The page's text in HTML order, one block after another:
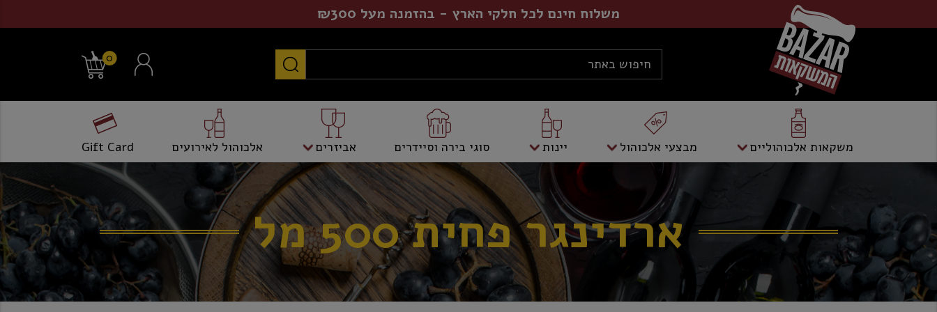
משלוח חינם לכל חלקי הארץ - בהזמנה מעל ₪300
0
משקאות אלכוהוליים מבצעי אלכוהול יינות סוגי בירה וסיידרים אביזרים אלכוהול לאירועים Gift Card
ארדינגר פחית 500 מל